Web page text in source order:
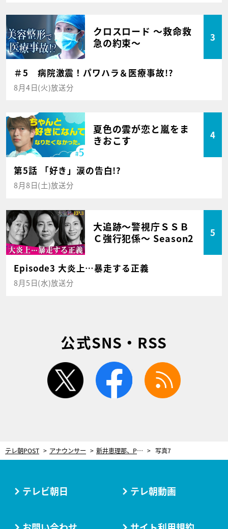
クロスロード ～救命救
急の約束～
3
＃5 病院激震！パワハラ＆医療事故!?
8月4日(火)放送分
夏色の雲が恋と嵐をま
きおこす
4
第5話 「好き」涙の告白!?
8月8日(土)放送分
大追跡～警視庁ＳＳＢ
Ｃ強行犯係～ Season2
5
Episode3 大炎上…暴走する正義
8月5日(水)放送分
公式SNS・RSS
twitter facebook
テレ朝POST アナウンサー 新井恵理那、PCR検査を受ける。「きっかけは人間ドックでした」 写真7
テレビ朝日 テレ朝動画